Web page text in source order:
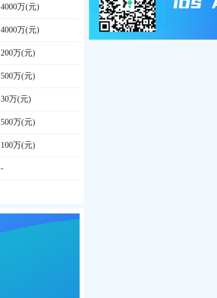
4000万(元)
4000万(元)
200万(元)
500万(元)
30万(元)
500万(元)
100万(元)
-